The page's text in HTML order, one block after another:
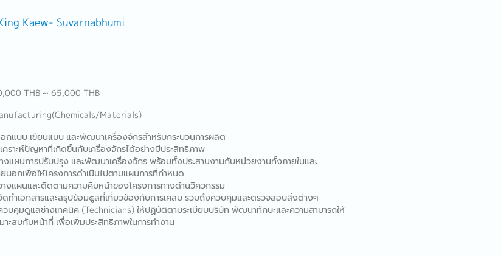
Kaew- Suvarnabhumi
THB ~ 65,000 THB
Materials)
กแบบ เขียนแบบ และพัฒนาเครื่องจักรสำหรับกระบวนการผลิต
คราะห์ปัญหาที่เกิดขึ้นกับเครื่องจักรได้อย่างมีประสิทธิภาพ
งแผนการปรับปรุง และพัฒนาเครื่องจักร พร้อมทั้งประสานงานกับหน่วยงานทั้งภายในและ
นอกเพื่อให้โครงการดำเนินไปตามแผนการที่กำหนด
างแผนและติดตามความคืบหน้าของโครงการทางด้านวิศวกรรม
ดทำเอกสารและสรุปข้อม๔ูลที่เกี่ยวข้องกับการเคลม รวมถึงควบคุมและตรวจสอบสิ่งต่างๆ
วบคุมดูแลช่างเทคนิค (Technicians) ให้ปฏิบัติตามระเบียบบริษัท พัฒนาทักษะและความสามารถให้
าะสมกับหน้าที่ เพื่อเพิ่มประสิทธิภาพในการทำงาน